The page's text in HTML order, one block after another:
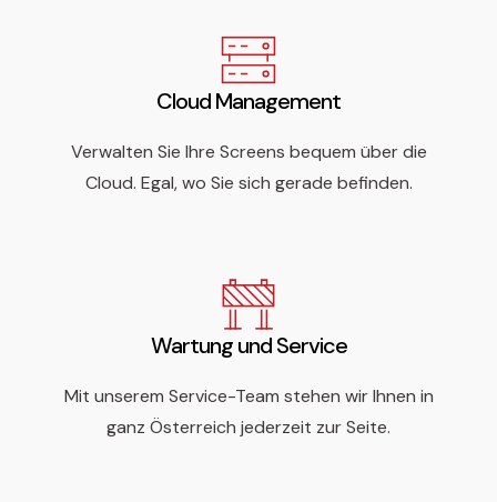
Cloud Management
Verwalten Sie Ihre Screens bequem über die
Cloud. Egal, wo Sie sich gerade befinden.
Wartung und Service
Mit unserem Service-Team stehen wir Ihnen in
ganz Österreich jederzeit zur Seite.